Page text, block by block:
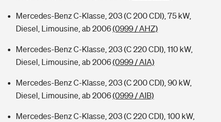
Mercedes-Benz C-Klasse, 203 (C 200 CDI), 75 kW,
Diesel, Limousine, ab 2006(0999 / AHZ)
Mercedes-Benz C-Klasse, 203 (C 220 CDI), 110 kW,
Diesel, Limousine, ab 2006(0999 / AIA)
Mercedes-Benz C-Klasse, 203 (C 200 CDI), 90 kW,
Diesel, Limousine, ab 2006(0999 / AIB)
Mercedes-Benz C-Klasse, 203 (C 220 CDI), 100 kW,